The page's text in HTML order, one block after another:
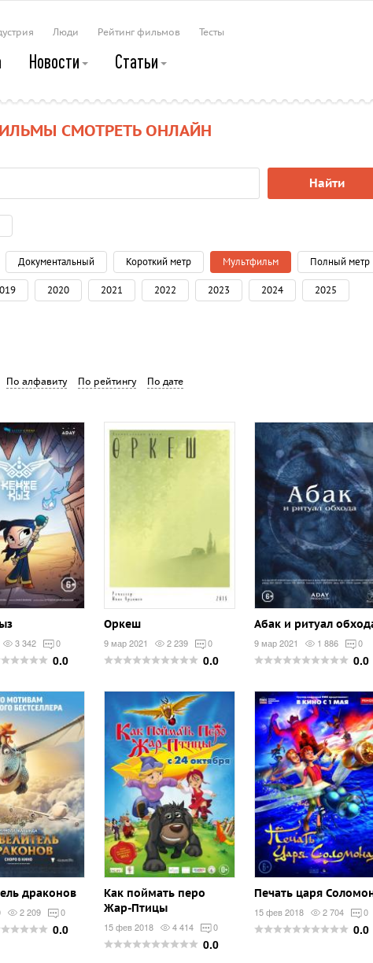
Люди Рейтинг фильмов Тесты
Новости Статьи
СМОТРЕТЬ ОНЛАЙН
Найти
Документальный Короткий метр Мультфильм Полный метр
2020 2021 2022 2023 2024 2025
По алфавиту По рейтингу По дате
3 342 0
0.0
Оркеш
9 мар 2021 2 239 0
0.0
Абак и ритуал
9 мар 2021 1 886 0
0.0
драконов
2 209 0
0.0
Как поймать перо
Жар-Птицы
15 фев 2018 4 414 0
0.0
Печать царя
15 фев 2018 2 704 0
0.0